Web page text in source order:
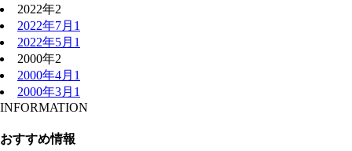
2022年2
2022年7月 1
2022年5月 1
2000年2
2000年4月 1
2000年3月 1
INFORMATION
おすすめ情報